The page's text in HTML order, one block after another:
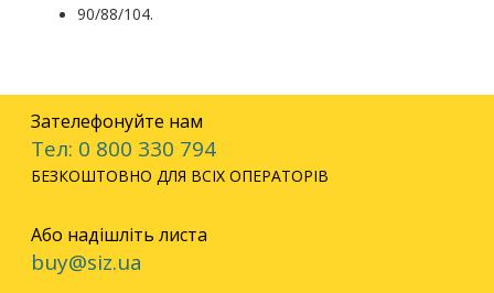
90/88/104.
Зателефонуйте нам
Тел: 0 800 330 794
БЕЗКОШТОВНО ДЛЯ ВСІХ ОПЕРАТОРІВ
Або надішліть листа
buy@siz.ua